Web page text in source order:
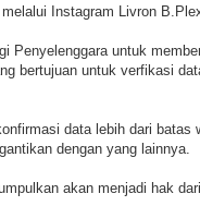
Instagram Livron
Penyelenggara untuk
bertujuan untuk verfikasi
data lebih dari batas
dengan yang lainnya.
akan menjadi hak